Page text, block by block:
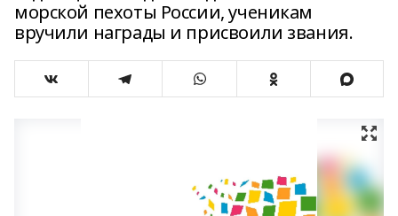
морской пехоты России, ученикам
вручили награды и присвоили звания.